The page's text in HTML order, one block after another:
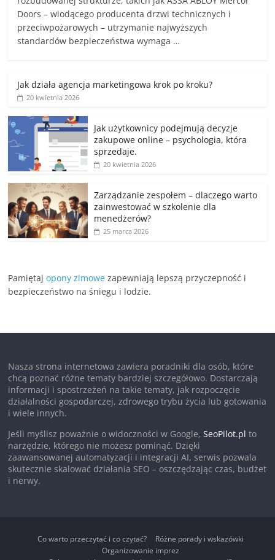
Doors – wiodącego producenta drzwi technicznych i
przeciwpożarowych – utrzymanie najwyższych
standardów bezpieczeństwa wymaga …
Jak działa agencja marketingowa krok po kroku?
20 kwietnia 2026
Jak użytkownicy podejmują decyzje
zakupowe online – psychologia, która
sprzedaje.
20 kwietnia 2026
Zarządzanie zespołem – dlaczego warto
zainwestować w szkolenie dla
menedżerów?
25 marca 2026
Pamiętajopony zimowe zapewniają lepszą przyczepność i
bezpieczeństwo na śniegu i lodzie.
Nasza strona internetowa zawiera poradniki dla osób, które
chcą poznać różne tematy bardziej szczegółowo. Dostarczają
informacji i spostrzeżeń na takie tematy, jak rozpoczęcie
działalności gospodarczej, zdrowego trybu życia lub gotowania
i wiele innych.
Jeśli myślisz poważnie o widoczności w Google,SeoPilot.pl to
narzędzie, którego nie możesz pominąć. Dzięki
zaawansowanej automatyzacji i integracji AI, serwis pozwala
skutecznie skalować działania SEO – oszczędzając czas, budżet
i nerwy.
Co warto przeczytać i co czytać?
Różne porady i wskazówki
Organizowanie imprez